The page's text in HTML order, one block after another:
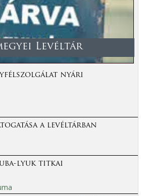
Levéltár
nyári
a levéltárban
lyuk titkai